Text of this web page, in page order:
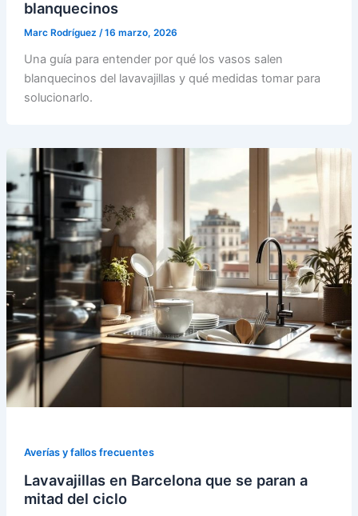
blanquecinos
Marc Rodríguez /16 marzo, 2026
Una guía para entender por qué los vasos salen
blanquecinos del lavavajillas y qué medidas tomar para
solucionarlo.
Averías y fallos frecuentes
Lavavajillas en Barcelona que se paran a
mitad del ciclo